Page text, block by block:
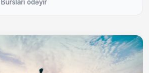
ödəyir